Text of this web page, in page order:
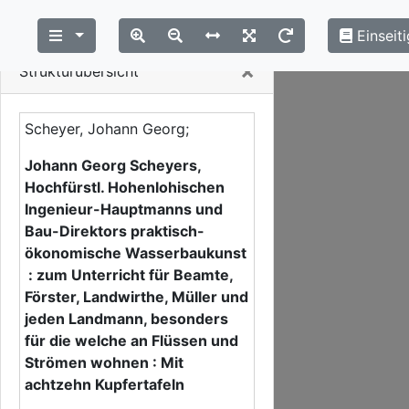
Strukturübersicht × Close
Scheyer, Johann Georg;
Johann Georg Scheyers,
Hochfürstl. Hohenlohischen
Ingenieur-Hauptmanns und
Bau-Direktors praktisch-
ökonomische Wasserbaukunst
: zum Unterricht für Beamte,
Förster, Landwirthe, Müller und
jeden Landmann, besonders
für die welche an Flüssen und
Strömen wohnen : Mit
achtzehn Kupfertafeln